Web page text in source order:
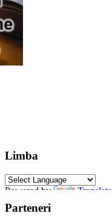
Limba
Powered by Translate
Parteneri